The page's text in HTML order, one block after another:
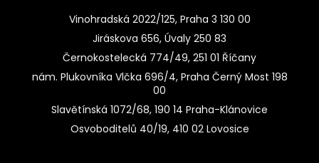
Vinohradská 2022/125, Praha 3 130 00
Jiráskova 656, Úvaly 250 83
Černokostelecká 774/49, 251 01 Říčany
nám. Plukovníka Vlčka 696/4, Praha Černý Most 198
00
Slavětínská 1072/68, 190 14 Praha-Klánovice
Osvoboditelů 40/19, 410 02 Lovosice